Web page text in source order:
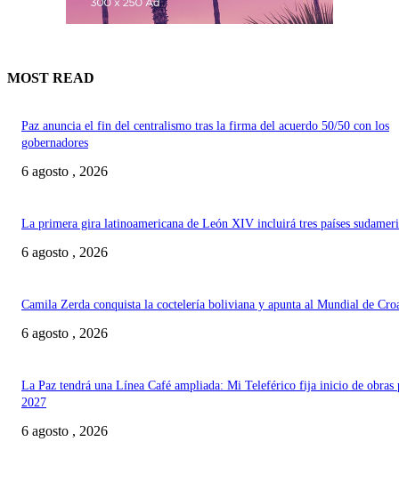
MOST READ
Paz anuncia el fin del centralismo tras la firma del acuerdo 50/50 con los
gobernadores
6 agosto , 2026
La primera gira latinoamericana de León XIV incluirá tres países
6 agosto , 2026
Camila Zerda conquista la coctelería boliviana y apunta al Mundial de
6 agosto , 2026
La Paz tendrá una Línea Café ampliada: Mi Teleférico fija inicio de obras
2027
6 agosto , 2026